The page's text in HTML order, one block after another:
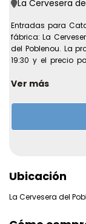
La Cervesera
Entradas para
fábrica: La
del Poblenou. La
19:30 y el precio
Recinto:
Direccion:
Primera
Mas
⭐ Vive una
Ver más
Ubicación
La Cervesera del